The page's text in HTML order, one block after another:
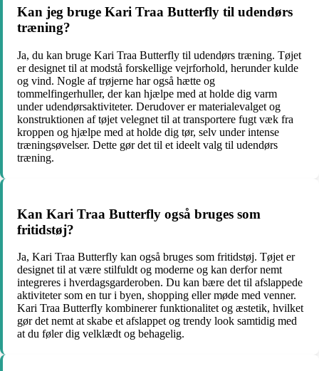
Kan jeg bruge Kari Traa Butterfly til udendørs
træning?
Ja, du kan bruge Kari Traa Butterfly til udendørs træning. Tøjet
er designet til at modstå forskellige vejrforhold, herunder kulde
og vind. Nogle af trøjerne har også hætte og
tommelfingerhuller, der kan hjælpe med at holde dig varm
under udendørsaktiviteter. Derudover er materialevalget og
konstruktionen af tøjet velegnet til at transportere fugt væk fra
kroppen og hjælpe med at holde dig tør, selv under intense
træningsøvelser. Dette gør det til et ideelt valg til udendørs
træning.
Kan Kari Traa Butterfly også bruges som
fritidstøj?
Ja, Kari Traa Butterfly kan også bruges som fritidstøj. Tøjet er
designet til at være stilfuldt og moderne og kan derfor nemt
integreres i hverdagsgarderoben. Du kan bære det til afslappede
aktiviteter som en tur i byen, shopping eller møde med venner.
Kari Traa Butterfly kombinerer funktionalitet og æstetik, hvilket
gør det nemt at skabe et afslappet og trendy look samtidig med
at du føler dig velklædt og behagelig.